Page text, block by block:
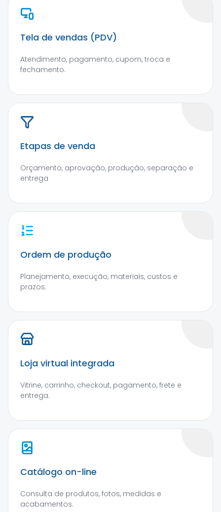
Tela de vendas (PDV)
Atendimento, pagamento, cupom, troca e
fechamento.
Etapas de venda
Orçamento, aprovação, produção, separação e
entrega
Ordem de produção
Planejamento, execução, materiais, custos e
prazos.
Loja virtual integrada
Vitrine, carrinho, checkout, pagamento, frete e
entrega.
Catálogo on-line
Consulta de produtos, fotos, medidas e
acabamentos.